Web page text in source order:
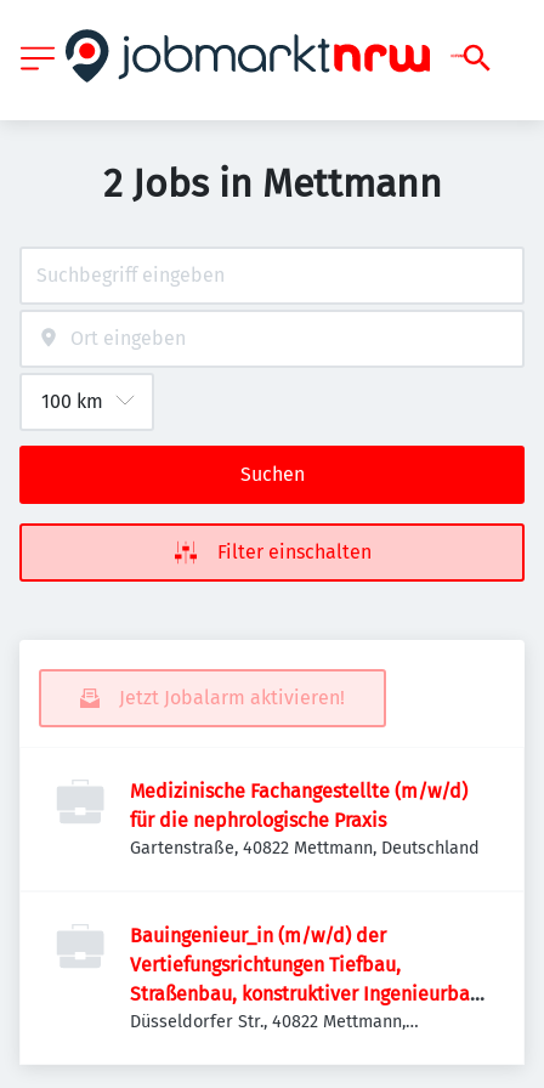
2 Jobs in Mettmann
Suchen
Filter einschalten
Jetzt Jobalarm aktivieren!
Medizinische Fachangestellte (m/w/d)
für die nephrologische Praxis
Gartenstraße, 40822 Mettmann, Deutschland
Bauingenieur_in (m/w/d) der
Vertiefungsrichtungen Tiefbau,
Straßenbau, konstruktiver Ingenieurbau,
Verkehrswesen oder
Düsseldorfer Str., 40822 Mettmann,